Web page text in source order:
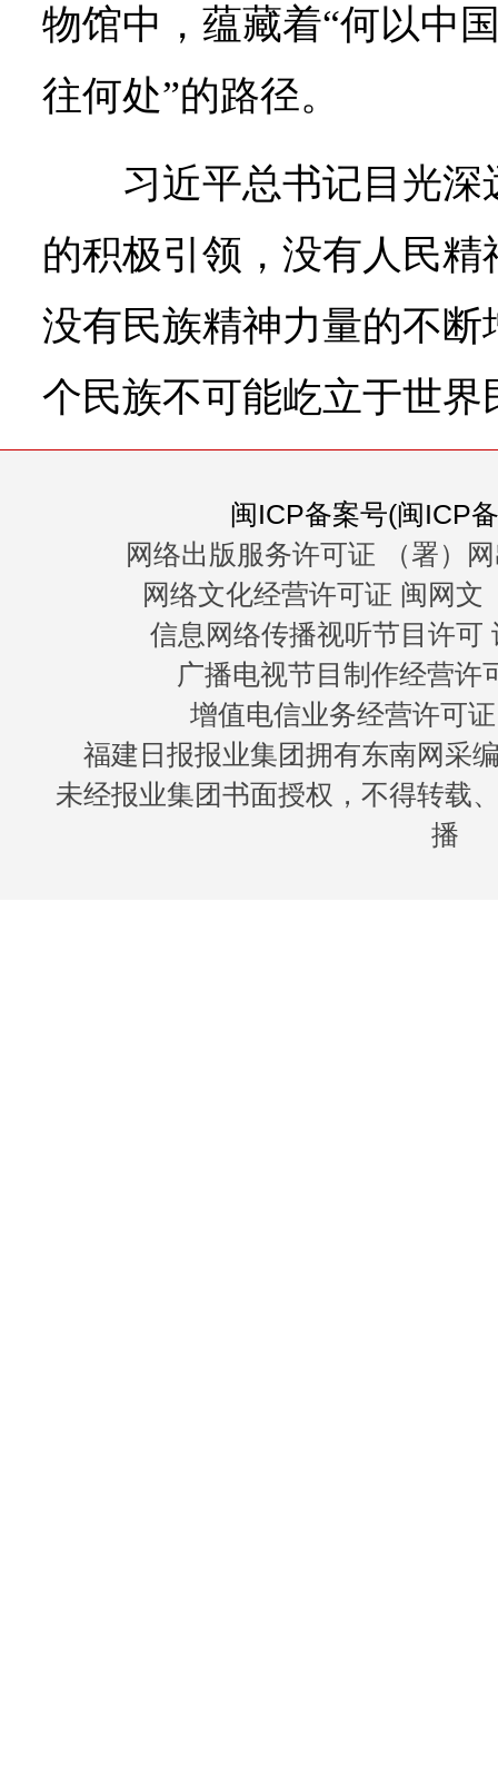
物馆中，蕴藏着“何以中
往何处”的路径。
习近平总书记目光深
的积极引领，没有人民
没有民族精神力量的不
个民族不可能屹立于世界
闽ICP备案号(闽ICP
网络出版服务许可证 （署）
网络文化经营许可证 闽网文
信息网络传播视听节目许可
广播电视节目制作经营许
增值电信业务经营许可
福建日报报业集团拥有东南网采
未经报业集团书面授权，不得转载
播